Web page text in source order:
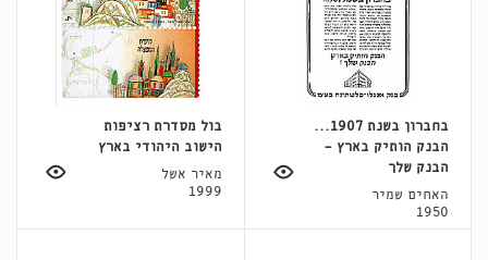
בחברון בשנת 1907...
הבנק הותיק בארץ -
הבנק שלך
האחים שמיר
1950
בול מסדרת רציפות
הישוב היהודי בארץ
מאיר אשל
1999